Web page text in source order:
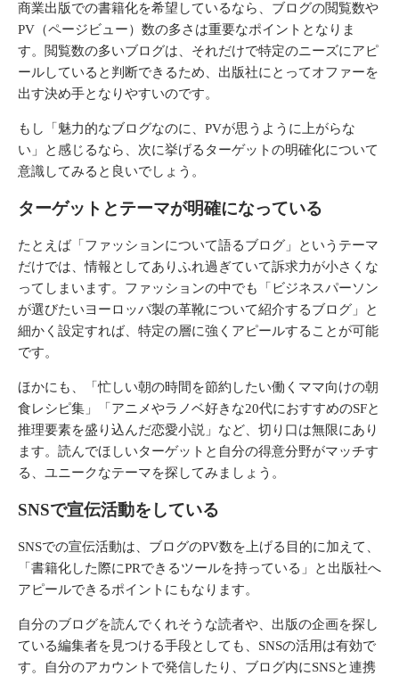
商業出版での書籍化を希望しているなら、ブログの閲覧数や
PV（ページビュー）数の多さは重要なポイントとなりま
す。閲覧数の多いブログは、それだけで特定のニーズにアピ
ールしていると判断できるため、出版社にとってオファーを
出す決め手となりやすいのです。
もし「魅力的なブログなのに、PVが思うように上がらな
い」と感じるなら、次に挙げるターゲットの明確化について
意識してみると良いでしょう。
ターゲットとテーマが明確になっている
たとえば「ファッションについて語るブログ」というテーマ
だけでは、情報としてありふれ過ぎていて訴求力が小さくな
ってしまいます。ファッションの中でも「ビジネスパーソン
が選びたいヨーロッパ製の革靴について紹介するブログ」と
細かく設定すれば、特定の層に強くアピールすることが可能
です。
ほかにも、「忙しい朝の時間を節約したい働くママ向けの朝
食レシピ集」「アニメやラノベ好きな20代におすすめのSFと
推理要素を盛り込んだ恋愛小説」など、切り口は無限にあり
ます。読んでほしいターゲットと自分の得意分野がマッチす
る、ユニークなテーマを探してみましょう。
SNSで宣伝活動をしている
SNSでの宣伝活動は、ブログのPV数を上げる目的に加えて、
「書籍化した際にPRできるツールを持っている」と出版社へ
アピールできるポイントにもなります。
自分のブログを読んでくれそうな読者や、出版の企画を探し
ている編集者を見つける手段としても、SNSの活用は有効で
す。自分のアカウントで発信したり、ブログ内にSNSと連携